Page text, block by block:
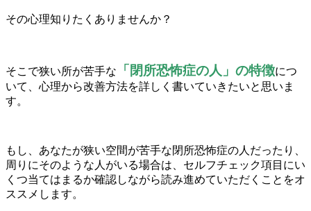
その心理知りたくありませんか？
そこで狭い所が苦手な 「閉所恐怖症の人」の特徴につ
いて、心理から改善方法を詳しく書いていきたいと思いま
す。
もし、あなたが狭い空間が苦手な閉所恐怖症の人だったり、
周りにそのような人がいる場合は、セルフチェック項目にい
くつ当てはまるか確認しながら読み進めていただくことをオ
ススメします。